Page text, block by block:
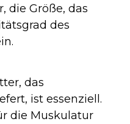
die Größe, das
des
das
ist essenziell.
die Muskulatur